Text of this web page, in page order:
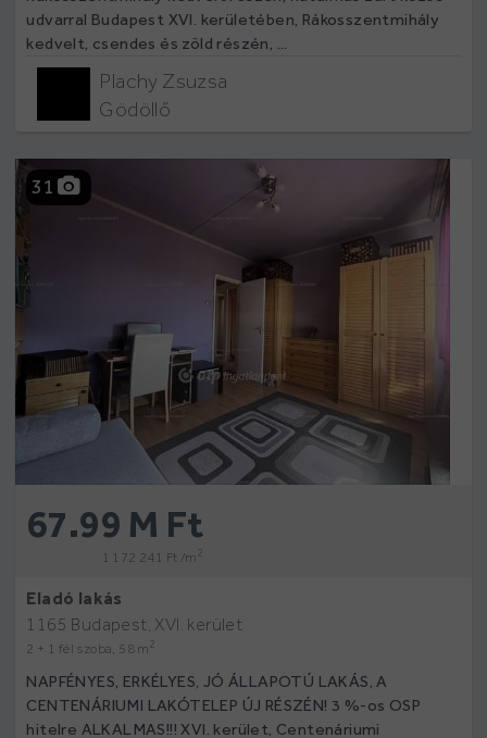
udvarral Budapest XVI. kerületében, Rákosszentmihály
kedvelt, csendes és zöld részén, ...
Plachy Zsuzsa
Gödöllő
31
67.99 M Ft
1 172 241 Ft /m 2
Eladó lakás
1165 Budapest, XVI. kerület
2 + 1 fél szoba, 58 m2
NAPFÉNYES, ERKÉLYES, JÓ ÁLLAPOTÚ LAKÁS, A
CENTENÁRIUMI LAKÓTELEP ÚJ RÉSZÉN! 3 %-os OSP
hitelre ALKALMAS!!! XVI. kerület, Centenáriumi